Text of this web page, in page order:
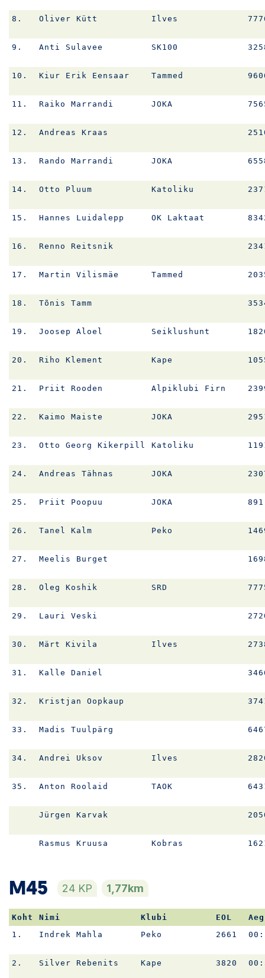
8. Oliver Kütt Ilves
9. Anti Sulavee SK100
10. Kiur Erik Eensaar Tammed
11. Raiko Marrandi JOKA
12. Andreas Kraas
13. Rando Marrandi JOKA
14. Otto Pluum Katoliku
15. Hannes Luidalepp OK Laktaat
16. Renno Reitsnik
17. Martin Vilismäe Tammed
18. Tõnis Tamm
19. Joosep Aloel Seiklushunt
20. Riho Klement Kape
21. Priit Rooden Alpiklubi Firn
22. Kaimo Maiste JOKA
23. Otto Georg Kikerpill Katoliku
24. Andreas Tähnas JOKA
25. Priit Poopuu JOKA 891
26. Tanel Kalm Peko
27. Meelis Burget
28. Oleg Koshik SRD
29. Lauri Veski
30. Märt Kivila Ilves
31. Kalle Daniel
32. Kristjan Oopkaup
33. Madis Tuulpärg
34. Andrei Uksov Ilves
35. Anton Roolaid TAOK
Jürgen Karvak
Rasmus Kruusa Kobras
M45 24 KP 1,77km
Koht Nimi Klubi EOL
Aeg
1.
Indrek Mahla Peko 2661
2. Silver Rebenits Kape 3820